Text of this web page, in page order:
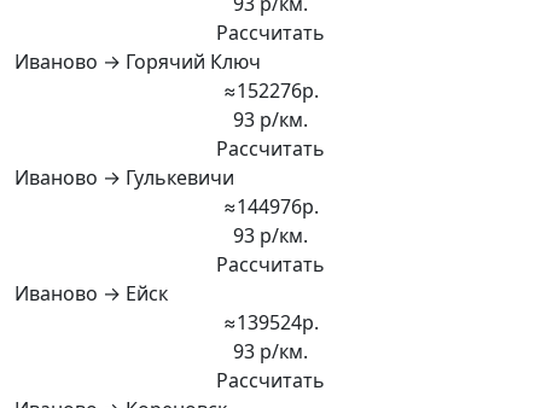
Рассчитать
Иваново → Горячий Ключ
≈152276р.
93 р/км.
Рассчитать
Иваново → Гулькевичи
≈144976р.
93 р/км.
Рассчитать
Иваново → Ейск
≈139524р.
93 р/км.
Рассчитать